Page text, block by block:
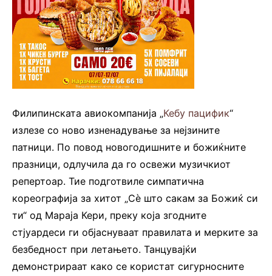
Филипинската авиокомпанија „Кебу пацифик“
излезе со ново изненадување за нејзините
патници. По повод новогодишните и божиќните
празници, одлучила да го освежи музичкиот
репертоар. Тие подготвиле симпатична
кореографија за хитот „Сè што сакам за Божиќ си
ти“ од Мараја Кери, преку која згодните
стјуардеси ги објаснуваат правилата и мерките за
безбедност при летањето. Танцувајќи
демонстрираат како се користат сигурносните